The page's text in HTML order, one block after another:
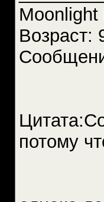
Moonlight
Возраст:
потому